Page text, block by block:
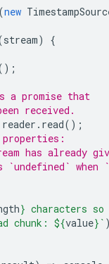
(new
stream)
{
a promise that
received.
reader . read();
has already
`undefined`
} characters
chunk: ${value} `